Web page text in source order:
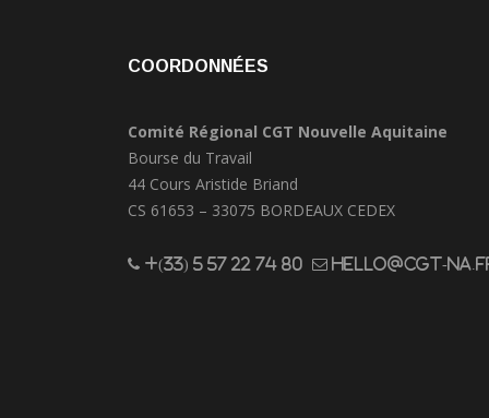
COORDONNÉES
Comité Régional CGT Nouvelle Aquitaine
Bourse du Travail
44 Cours Aristide Briand
CS 61653 – 33075 BORDEAUX CEDEX
+(33) 5 57 22 74 80 hello@cgt-